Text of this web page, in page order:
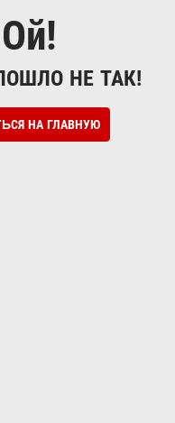
Ой!
НЕ ТАК!
НА ГЛАВНУЮ